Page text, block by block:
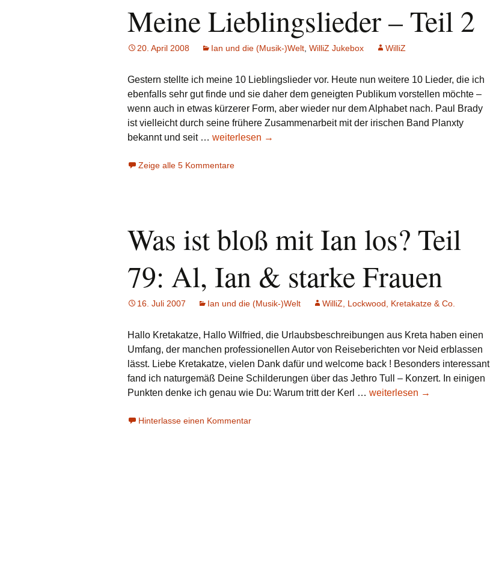
Meine Lieblingslieder – Teil 2
20. April 2008 Ian und die (Musik-)Welt WilliZ Jukebox WilliZ
Gestern stellte ich meine 10 Lieblingslieder vor. Heute nun weitere 10 Lieder, die ich
ebenfalls sehr gut finde und sie daher dem geneigten Publikum vorstellen möchte –
wenn auch in etwas kürzerer Form, aber wieder nur dem Alphabet nach. Paul Brady
ist vielleicht durch seine frühere Zusammenarbeit mit der irischen Band Planxty
bekannt und seit … Meine
–
weiterlesen →
Zeige alle 5 Kommentare
Was ist bloß mit Ian los? Teil
79: Al, Ian & starke Frauen
16. Juli 2007 Ian und die (Musik-)Welt WilliZ, Lockwood, Kretakatze & Co.
Hallo Kretakatze, Hallo Wilfried, die Urlaubsbeschreibungen aus Kreta haben einen
Umfang, der manchen professionellen Autor von Reiseberichten vor Neid erblassen
lässt. Liebe Kretakatze, vielen Dank dafür und welcome back ! Besonders interessant
fand ich naturgemäß Deine Schilderungen über das Jethro Tull – Konzert. In einigen
Punkten denke ich genau wie Du: Warum tritt der Kerl … Was
weiterlesen →
Hinterlasse einen Kommentar